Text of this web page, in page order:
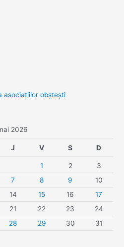
asociaţiilor obşteşti
2026
J V S D
1 2
3
7 8 9
10
14 15 16
17
21 22 23
24
28 29 30 31